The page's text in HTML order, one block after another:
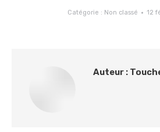
Catégorie : Non classé 12
Auteur :